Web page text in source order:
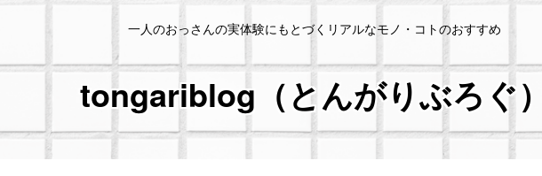
一人のおっさんの実体験にもとづくリアルなモノ・コトのおすすめ
tongariblog（とんがりぶろぐ）